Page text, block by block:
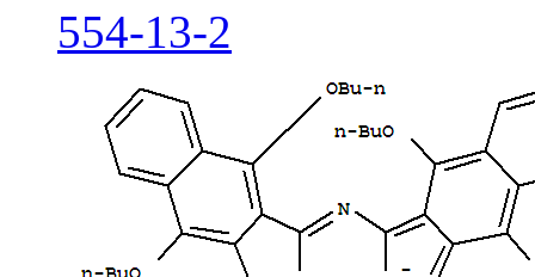
554-13-2